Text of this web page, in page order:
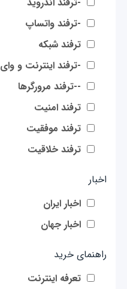
-ترفند واتساپ
ترفند شبکه
-ترفند اینترنت و
--ترفند مرورگرها
ترفند امنیت
ترفند موفقیت
ترفند خلاقیت
اخبار
اخبار ایران
اخبار جهان
راهنمای خرید
تعرفه اینترنت